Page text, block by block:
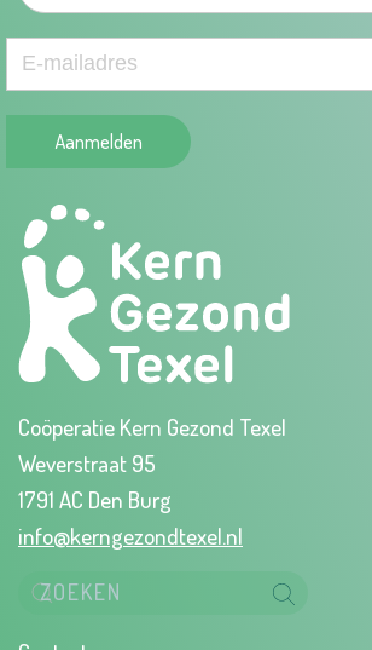
Aanmelden
Coöperatie Kern Gezond Texel
Weverstraat 95
1791 AC Den Burg
info@kerngezondtexel.nl